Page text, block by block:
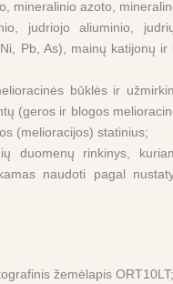
mineralinio azoto,
judriojo aliuminio,
Pb, As), mainų katijonų ir
būklės ir
(geros ir blogos
(melioracijos) statinius;
duomenų rinkinys,
naudoti pagal
žemėlapis ORT10LT;